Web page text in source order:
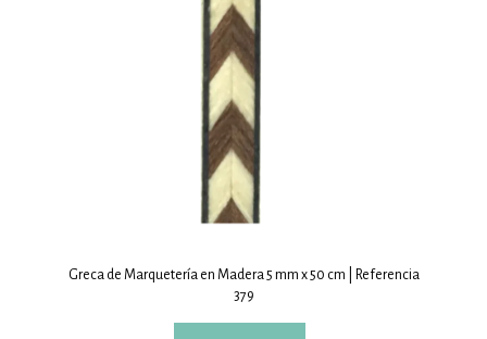
Greca de Marquetería en Madera 5 mm x 50 cm | Referencia
379